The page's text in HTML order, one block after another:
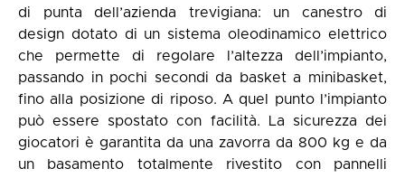
di punta dell’azienda trevigiana: un canestro di
design dotato di un sistema oleodinamico elettrico
che permette di regolare l’altezza dell’impianto,
passando in pochi secondi da basket a minibasket,
fino alla posizione di riposo. A quel punto l’impianto
può essere spostato con facilità. La sicurezza dei
giocatori è garantita da una zavorra da 800 kg e da
un basamento totalmente rivestito con pannelli